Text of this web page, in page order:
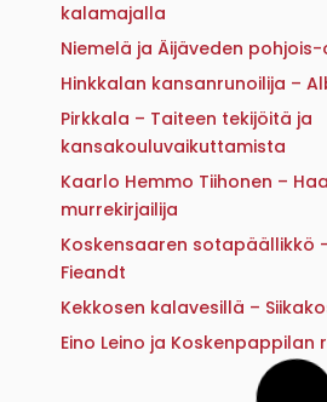
kalamajalla
Niemelä ja Äijäveden
Hinkkalan kansanrunoilija –
Pirkkala – Taiteen tekijöitä ja
kansakouluvaikuttamista
Kaarlo Hemmo Tiihonen –
murrekirjailija
Koskensaaren sotapäällikkö
Fieandt
Kekkosen kalavesillä –
Eino Leino ja Koskenpappilan